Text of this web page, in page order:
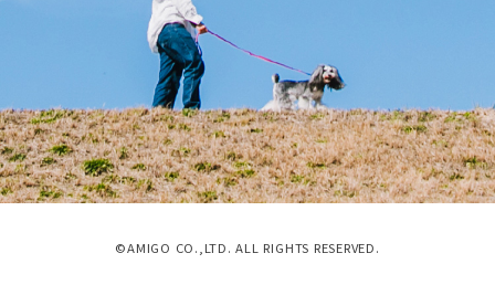
©AMIGO CO.,LTD. ALL RIGHTS RESERVED.